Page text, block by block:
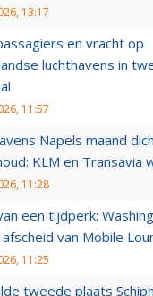
13:17
en vracht op
luchthavens in
11:57
Napels maand
KLM en Transavia
11:28
een tijdperk:
van Mobile
11:25
tweede plaats